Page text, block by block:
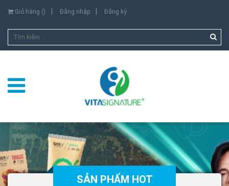
Giỏ hàng () Đăng nhập Đăng ký
SẢN PHẨM HOT